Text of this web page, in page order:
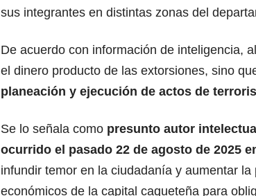
sus integrantes en distintas zonas del
De acuerdo con información de inteligencia,
el dinero producto de las extorsiones, sino
planeación y ejecución de actos de
Se lo señala como presunto autor
ocurrido el pasado 22 de agosto de 2025
infundir temor en la ciudadanía y aumentar
económicos de la capital caqueteña para